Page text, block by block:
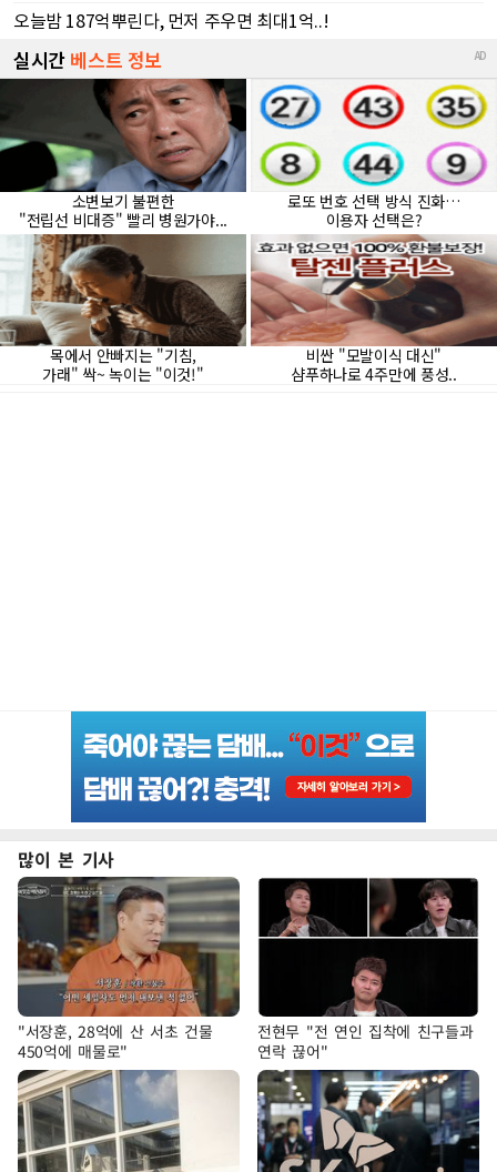
많이 본 기사
"서장훈, 28억에 산 서초 건물
450억에 매물로"
전현무 "전 연인 집착에 친구들과
연락 끊어"